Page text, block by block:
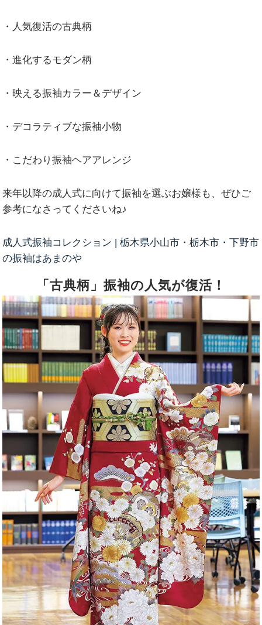
・人気復活の古典柄
・進化するモダン柄
・映える振袖カラー＆デザイン
・デコラティブな振袖小物
・こだわり振袖ヘアアレンジ
来年以降の成人式に向けて振袖を選ぶお嬢様も、ぜひご
参考になさってくださいね♪
成人式振袖コレクション | 栃木県小山市・栃木市・下野市
の振袖はあまのや
「古典柄」振袖の人気が復活！